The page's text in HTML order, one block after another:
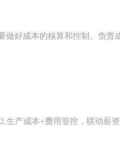
做好成本的核算和控制。负
生产成本+费用管控，联动薪